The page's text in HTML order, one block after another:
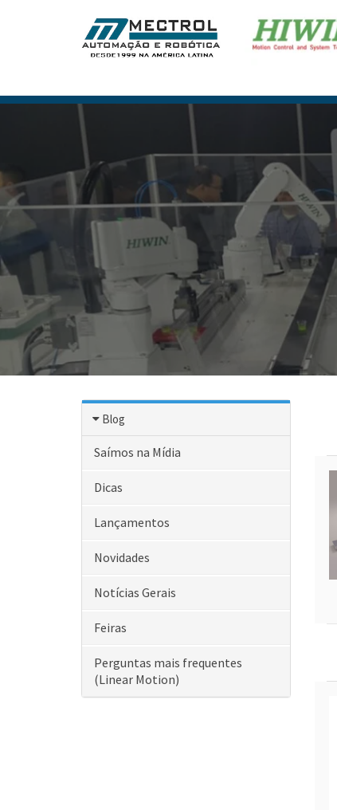
Blog
Saímos na Mídia
Dicas
Lançamentos
Novidades
Notícias Gerais
Feiras
Perguntas mais frequentes
(Linear Motion)